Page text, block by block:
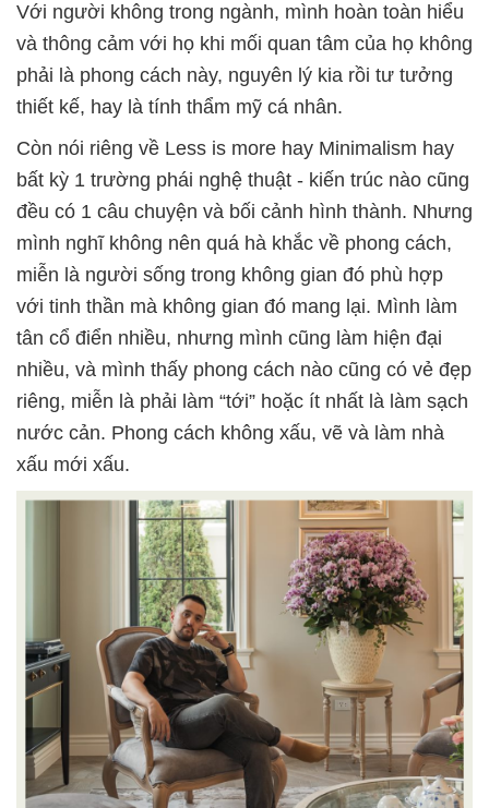
Với người không trong ngành, mình hoàn toàn hiểu
và thông cảm với họ khi mối quan tâm của họ không
phải là phong cách này, nguyên lý kia rồi tư tưởng
thiết kế, hay là tính thẩm mỹ cá nhân.
Còn nói riêng về Less is more hay Minimalism hay
bất kỳ 1 trường phái nghệ thuật - kiến trúc nào cũng
đều có 1 câu chuyện và bối cảnh hình thành. Nhưng
mình nghĩ không nên quá hà khắc về phong cách,
miễn là người sống trong không gian đó phù hợp
với tinh thần mà không gian đó mang lại. Mình làm
tân cổ điển nhiều, nhưng mình cũng làm hiện đại
nhiều, và mình thấy phong cách nào cũng có vẻ đẹp
riêng, miễn là phải làm “tới” hoặc ít nhất là làm sạch
nước cản. Phong cách không xấu, vẽ và làm nhà
xấu mới xấu.